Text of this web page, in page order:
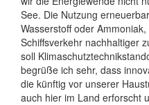
See. Die Nutzung
Wasserstoff oder
Schiffsverkehr nachhaltiger
soll
begrüße ich sehr, dass
die künftig vor unserer
auch hier im Land erforscht